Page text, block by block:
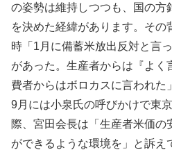
の姿勢は維持しつつも、国の方
を決めた経緯があります。その
時「1月に備蓄米放出反対と言
があった。生産者からは『よく
費者からはボロカスに言われた
9月には小泉氏の呼びかけで東
際、宮田会長は「生産者米価の
ができるような環境を」と訴え